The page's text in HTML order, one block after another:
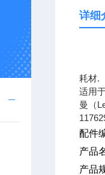
详细
耗材.
适用
曼（
配件
产品
产品